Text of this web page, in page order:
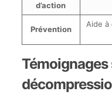
d’action
Prévention
Aide
Témoignages